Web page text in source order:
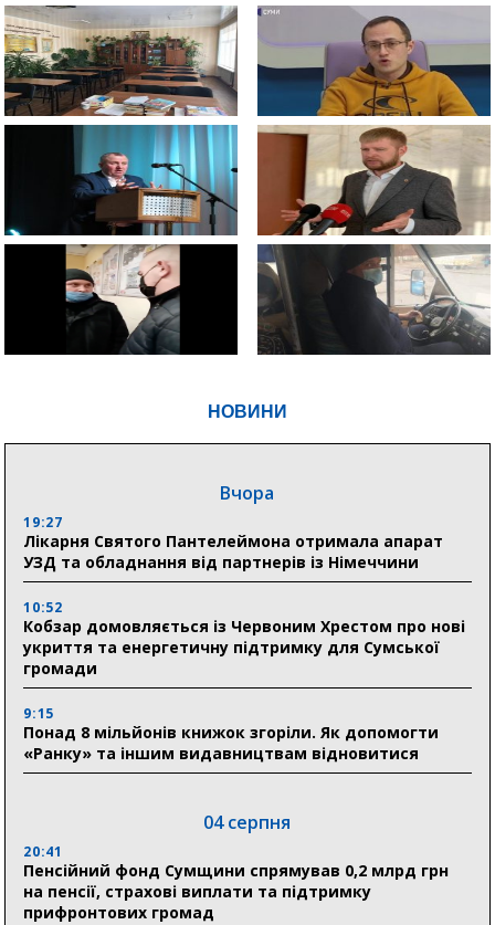
НОВИНИ
Вчора
19:27
Лікарня Святого Пантелеймона отримала апарат
УЗД та обладнання від партнерів із Німеччини
10:52
Кобзар домовляється із Червоним Хрестом про нові
укриття та енергетичну підтримку для Сумської
громади
9:15
Понад 8 мільйонів книжок згоріли. Як допомогти
«Ранку» та іншим видавництвам відновитися
04 серпня
20:41
Пенсійний фонд Сумщини спрямував 0,2 млрд грн
на пенсії, страхові виплати та підтримку
прифронтових громад